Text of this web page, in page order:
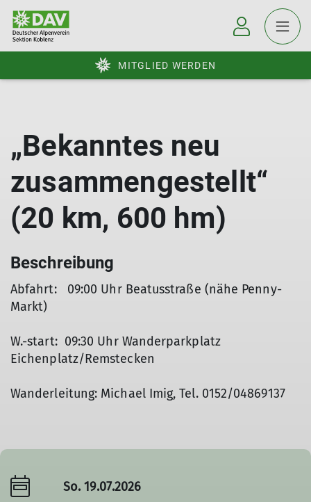
MITGLIED WERDEN
„Bekanntes neu
zusammengestellt“
(20 km, 600 hm)
Beschreibung
Abfahrt: 09:00 Uhr Beatusstraße (nähe Penny-
Markt)
W.-start: 09:30 Uhr Wanderparkplatz
Eichenplatz/Remstecken
Wanderleitung: Michael Imig, Tel. 0152/04869137
So. 19.07.2026